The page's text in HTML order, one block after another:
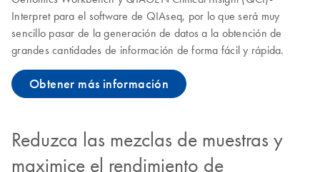
Interpret para el software de QIAseq, por lo que será muy
sencillo pasar de la generación de datos a la obtención de
grandes cantidades de información de forma fácil y rápida.
Obtener más información
Reduzca las mezclas de muestras y
maximice el rendimiento de